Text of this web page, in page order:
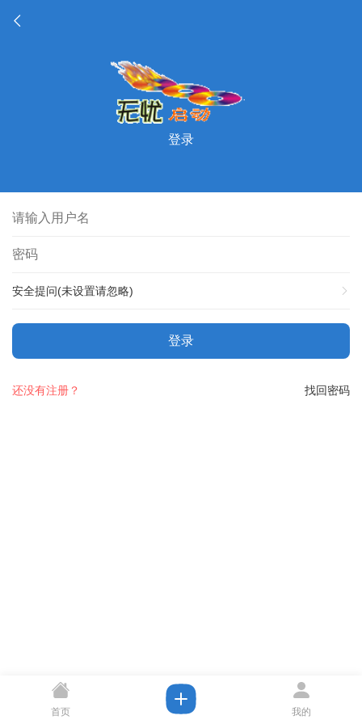
登录
安全提问(未设置请忽略)
登录
找回密码
还没有注册？
首页 我的